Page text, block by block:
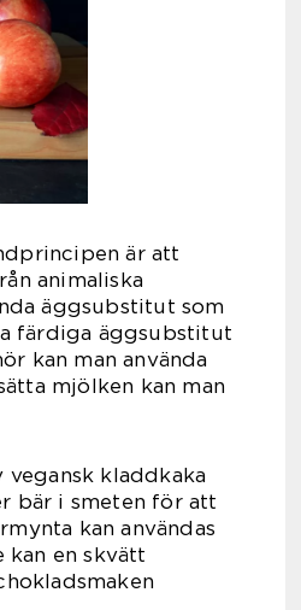
är att
animaliska
äggsubstitut som
färdiga äggsubstitut
kan man använda
mjölken kan man
vegansk kladdkaka
bär i smeten för att
kan användas
en skvätt